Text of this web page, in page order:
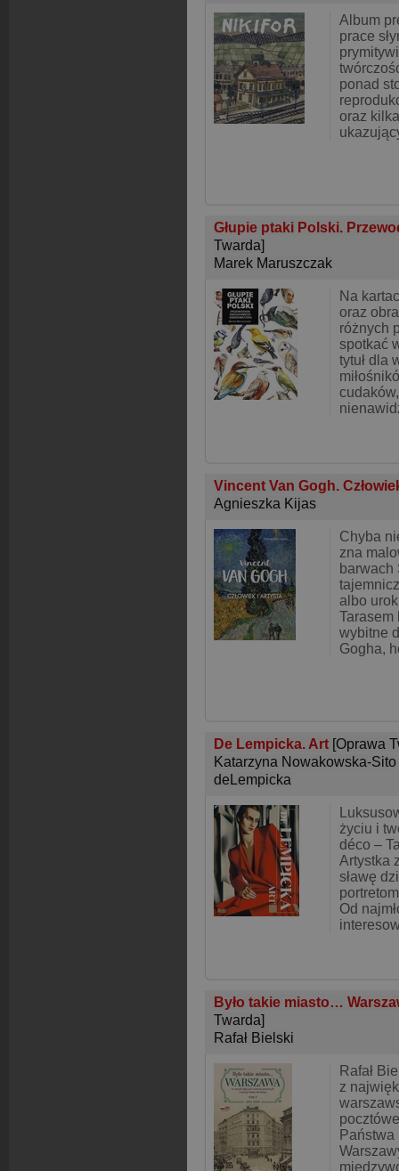
Album
prace
ponad
oraz
Głupie ptaki Polski.
Twarda]
Marek Maruszczak
Na
oraz
różnych
spotkać
tytuł dla
Vincent Van Gogh.
Agnieszka Kijas
Chyba
zna
barwach
albo
Tarasem
wybitne
Gogha,
De Lempicka. Art [Oprawa
Katarzyna Nowakowska-Sito
deLempicka
życiu i
déco –
Artystka
sławę
Od
Było takie miasto…
Twarda]
Rafał Bielski
Rafał
z